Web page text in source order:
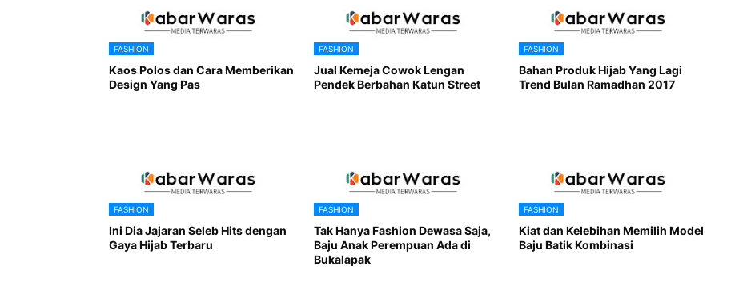
FASHION
Kaos Polos dan Cara Memberikan
Design Yang Pas
FASHION
Jual Kemeja Cowok Lengan
Pendek Berbahan Katun Street
FASHION
Bahan Produk Hijab Yang Lagi
Trend Bulan Ramadhan 2017
FASHION
Ini Dia Jajaran Seleb Hits dengan
Gaya Hijab Terbaru
FASHION
Tak Hanya Fashion Dewasa Saja,
Baju Anak Perempuan Ada di
Bukalapak
FASHION
Kiat dan Kelebihan Memilih Model
Baju Batik Kombinasi